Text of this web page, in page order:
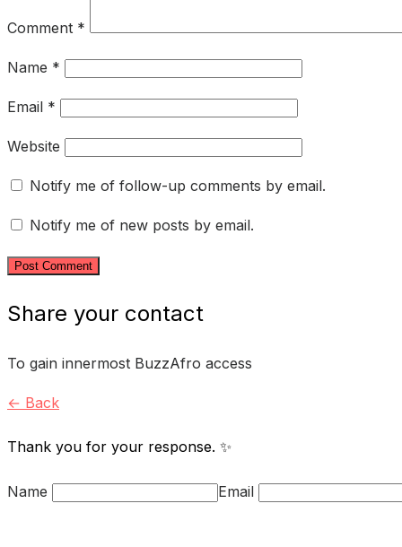
Comment *
Name *
Email *
Website
Notify me of follow-up comments by email.
Notify me of new posts by email.
Share your contact
To gain innermost BuzzAfro access
← Back
Thank you for your response. ✨
Name Email